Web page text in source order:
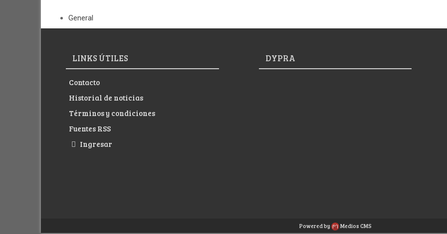
General
LINKS ÚTILES
Contacto
Historial de noticias
Términos y condiciones
Fuentes RSS
Ingresar
DYPRA
Powered by Medios CMS